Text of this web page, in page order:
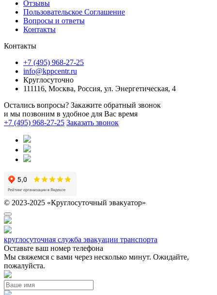
Отзывы
Пользовательское Соглашение
Вопросы и ответы
Контакты
Контакты
+7 (495) 968-27-25
info@kppcentr.ru
Круглосуточно
111116, Москва, Россия, ул. Энергетическая, 4
Остались вопросы? Закажите обратный звонок
и мы позвоним в удобное для Вас время
+7 (495) 968-27-25 Заказать звонок
© 2023-2025 «Круглосуточный эвакуатор»
круглосуточная служба эвакуации транспорта
Оставьте ваш номер телефона
Мы свяжемся с вами через несколько минут. Ожидайте,
пожалуйста.